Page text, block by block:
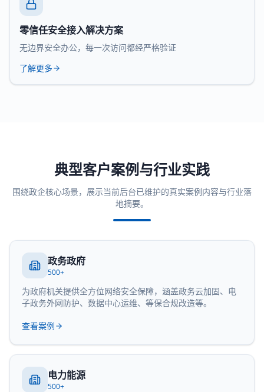
零信任安全接入解决方案
无边界安全办公，每一次访问都经严格验证
了解更多
典型客户案例与行业实践
围绕政企核心场景，展示当前后台已维护的真实案例内容与行业落
地摘要。
政务政府
500+
为政府机关提供全方位网络安全保障，涵盖政务云加固、电
子政务外网防护、数据中心运维、等保合规改造等。
查看案例
电力能源
500+